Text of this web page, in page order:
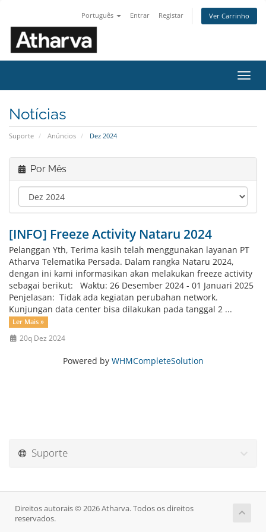
Português Entrar Registar Ver Carrinho
Notícias
Suporte Anúncios Dez 2024
Por Mês
[INFO] Freeze Activity Nataru 2024
Pelanggan Yth, Terima kasih telah menggunakan layanan PT
Atharva Telematika Persada. Dalam rangka Nataru 2024,
dengan ini kami informasikan akan melakukan freeze activity
sebagai berikut: Waktu: 26 Desember 2024 - 01 Januari 2025
Penjelasan: Tidak ada kegiatan perubahan network.
Kunjungan data center bisa dilakukan pada tanggal 2 ...
Ler Mais »
20q Dez 2024
Powered by WHMCompleteSolution
Suporte
Direitos autorais © 2026 Atharva. Todos os direitos
reservados.